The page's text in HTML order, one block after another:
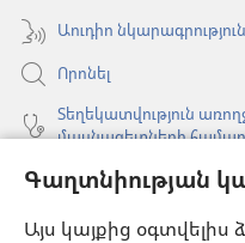
Գաղտնիության
Այս կայքից օգտվելիս
Աուդիո
Որոնել
Տեղեկատվություն
մասնագետների համար
Գլոբալ
Օգնություն